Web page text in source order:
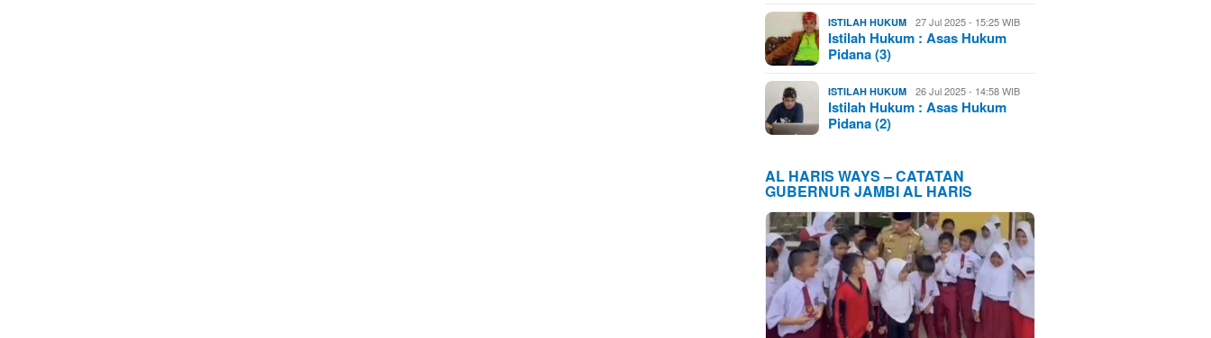
ISTILAH HUKUM 27 Jul 2025 - 15:25 WIB
Istilah Hukum : Asas Hukum
Pidana (3)
ISTILAH HUKUM 26 Jul 2025 - 14:58 WIB
Istilah Hukum : Asas Hukum
Pidana (2)
AL HARIS WAYS – CATATAN
GUBERNUR JAMBI AL HARIS